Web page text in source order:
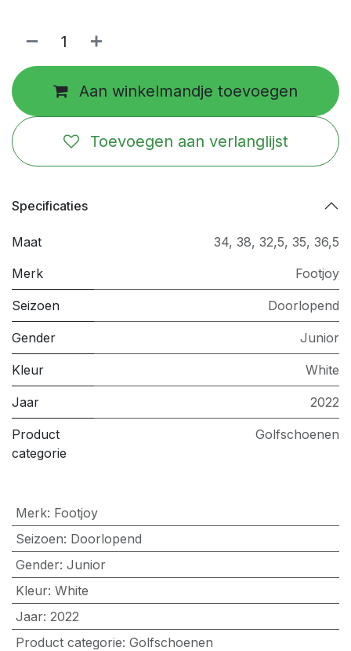
Aan winkelmandje toevoegen
Toevoegen aan verlanglijst
Specificaties
Maat 34, 38, 32,5, 35, 36,5
Merk
Footjoy
Seizoen Doorlopend
Gender Junior
Kleur White
Jaar 2022
Product
categorie
Golfschoenen
Merk: Footjoy
Seizoen: Doorlopend
Gender: Junior
Kleur: White
Jaar: 2022
Product categorie: Golfschoenen